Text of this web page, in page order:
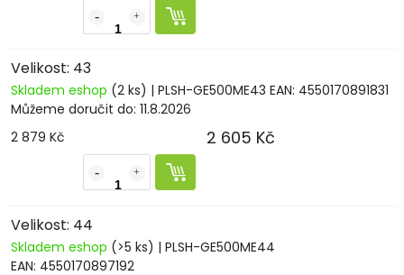
Velikost: 43
Skladem eshop (2 ks) | PLSH-GE500ME43 EAN: 4550170891831
Můžeme doručit do: 11.8.2026
2 879 Kč
2 605 Kč
Velikost: 44
Skladem eshop (>5 ks) | PLSH-GE500ME44
EAN: 4550170897192